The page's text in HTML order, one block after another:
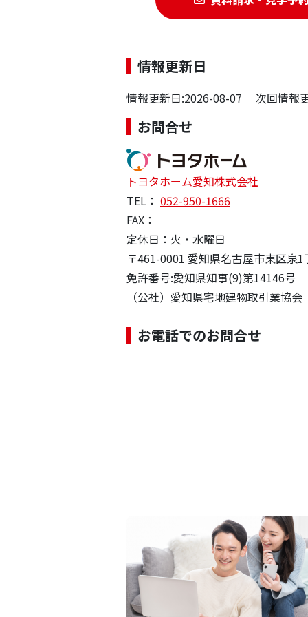
情報更新日
情報更新日:2026-08-07 次回情報
お問合せ
トヨタホーム愛知株式会社
TEL： 052-950-1666
FAX：
定休日：火・水曜日
〒461-0001 愛知県名古屋市東区泉
免許番号:愛知県知事(9)第14146号
（公社）愛知県宅地建物取引業
お電話でのお問合せ